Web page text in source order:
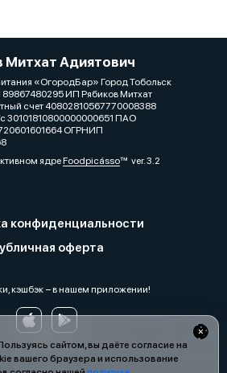
сайтом, вы даёте согласие на
вашего браузера и использование
Митхат Адиятович
«ОгородБар» Город Тобольск
89867480295 ИП Рябиков Митхат
счет 40802810567770008388
30101810800000000651 ПАО
ОГРНИП
ядреFoodpicássover. 3.2
конфиденциальности
оферта
кэшбэк − в нашем приложении!